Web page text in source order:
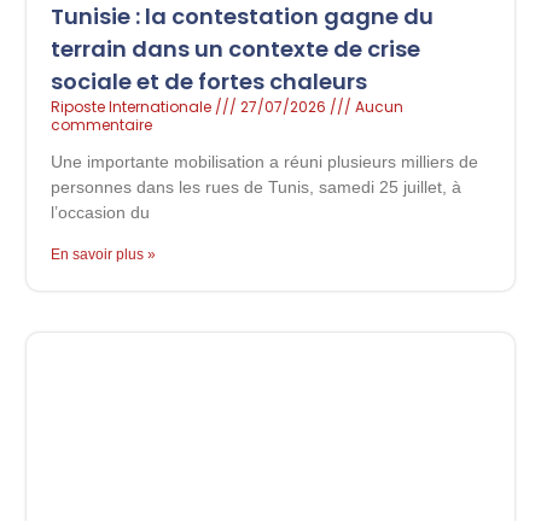
Tunisie : la contestation gagne du
terrain dans un contexte de crise
sociale et de fortes chaleurs
Riposte Internationale 27/07/2026
Aucun
commentaire
Une importante mobilisation a réuni plusieurs milliers de
personnes dans les rues de Tunis, samedi 25 juillet, à
l’occasion du
En savoir plus »